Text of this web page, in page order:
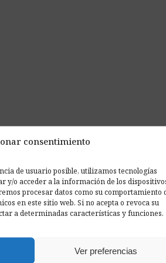
consentimiento
de usuario posible, utilizamos tecnologías
y/o acceder a la información de los
procesar datos como su comportamiento
en este sitio web. Si no acepta o revoca su
a determinadas características y funciones.
Ver preferencias